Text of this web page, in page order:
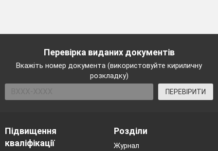
Перевірка виданих документів
Вкажіть номер документа (використовуйте кириличну
розкладку)
ПЕРЕВІРИТИ
Підвищення
кваліфікації
Розділи
Журнал